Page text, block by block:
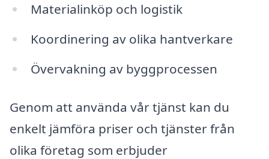
Materialinköp och logistik
Koordinering av olika hantverkare
Övervakning av byggprocessen
Genom att använda vår tjänst kan du
enkelt jämföra priser och tjänster från
olika företag som erbjuder